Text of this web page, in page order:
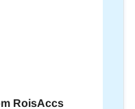
RoisAccs